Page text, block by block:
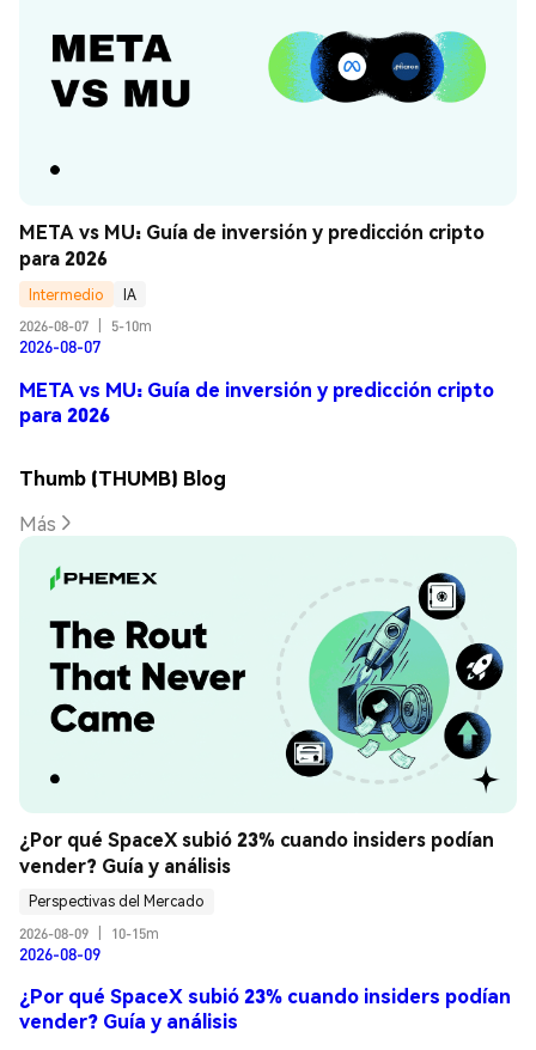
META vs MU: Guía de inversión y predicción cripto
para 2026
Intermedio
IA
2026-08-07
5-10m
2026-08-07
META vs MU: Guía de inversión y predicción cripto
para 2026
Thumb (THUMB) Blog
Más
¿Por qué SpaceX subió 23% cuando insiders podían
vender? Guía y análisis
Perspectivas del Mercado
2026-08-09
10-15m
2026-08-09
¿Por qué SpaceX subió 23% cuando insiders podían
vender? Guía y análisis